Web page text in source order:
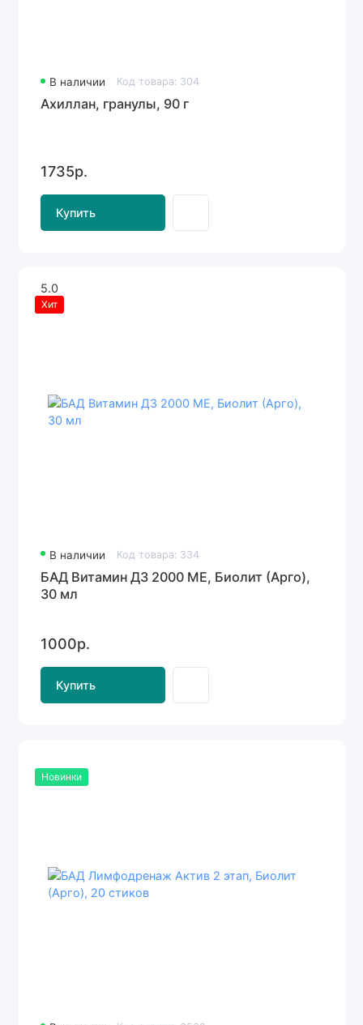
В наличии Код товара: 304
Ахиллан, гранулы, 90 г
1735р.
Купить
5.0
Хит
В наличии Код товара: 334
БАД Витамин Д3 2000 МЕ, Биолит (Арго),
30 мл
1000р.
Купить
Новинки